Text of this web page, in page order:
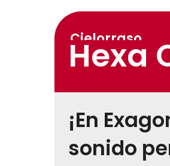
Cielorraso
Hexa
¡En
sonido